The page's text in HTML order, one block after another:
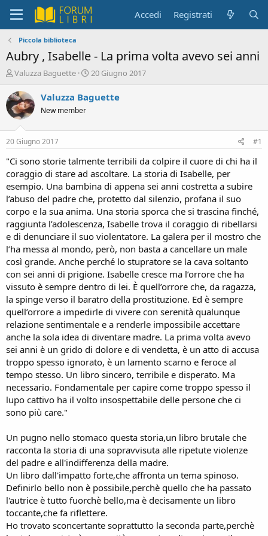
Accedi Registrati
Piccola biblioteca
Aubry , Isabelle - La prima volta avevo sei anni
C
e
a
t
e
D
s
c
u
s
s
i
n
e
Valuzza Baguette
D
t
a
i
i
o
20 Giugno 2017
Valuzza Baguette
New member
20 Giugno 2017 #1
"Ci sono storie talmente terribili da colpire il cuore di chi ha il
coraggio di stare ad ascoltare. La storia di Isabelle, per
esempio. Una bambina di appena sei anni costretta a subire
l’abuso del padre che, protetto dal silenzio, profana il suo
corpo e la sua anima. Una storia sporca che si trascina finché,
raggiunta l’adolescenza, Isabelle trova il coraggio di ribellarsi
e di denunciare il suo violentatore. La galera per il mostro che
l’ha messa al mondo, però, non basta a cancellare un male
così grande. Anche perché lo stupratore se la cava soltanto
con sei anni di prigione. Isabelle cresce ma l’orrore che ha
vissuto è sempre dentro di lei. È quell’orrore che, da ragazza,
la spinge verso il baratro della prostituzione. Ed è sempre
quell’orrore a impedirle di vivere con serenità qualunque
relazione sentimentale e a renderle impossibile accettare
anche la sola idea di diventare madre. La prima volta avevo
sei anni è un grido di dolore e di vendetta, è un atto di accusa
troppo spesso ignorato, è un lamento scarno e feroce al
tempo stesso. Un libro sincero, terribile e disperato. Ma
necessario. Fondamentale per capire come troppo spesso il
lupo cattivo ha il volto insospettabile delle persone che ci
sono più care."
Un pugno nello stomaco questa storia,un libro brutale che
racconta la storia di una sopravvisuta alle ripetute violenze
del padre e all'indifferenza della madre.
Un libro dall'impatto forte,che affronta un tema spinoso.
Definirlo bello non è possibile,perchè quello che ha passato
l'autrice è tutto fuorchè bello,ma è decisamente un libro
toccante,che fa riflettere.
Ho trovato sconcertante soprattutto la seconda parte,perchè